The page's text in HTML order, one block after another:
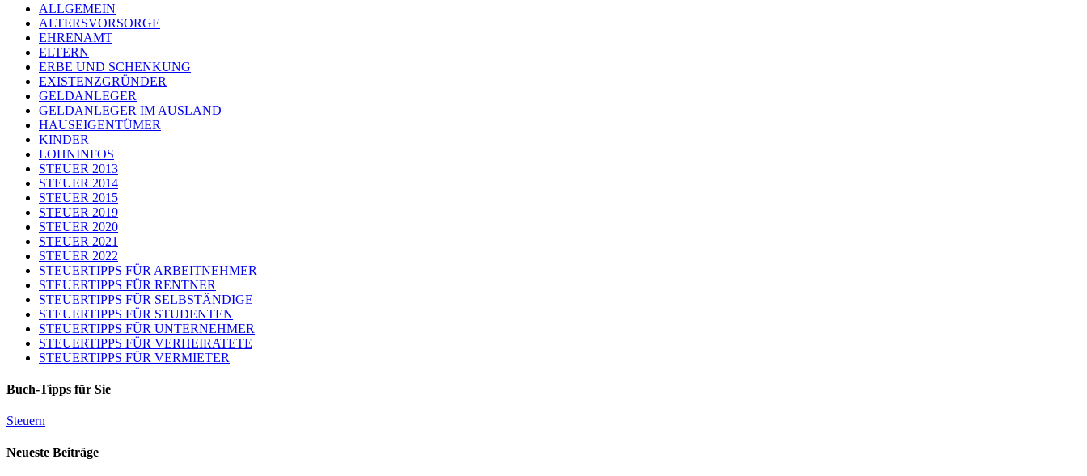
ALLGEMEIN
ALTERSVORSORGE
EHRENAMT
ELTERN
ERBE UND SCHENKUNG
EXISTENZGRÜNDER
GELDANLEGER
GELDANLEGER IM AUSLAND
HAUSEIGENTÜMER
KINDER
LOHNINFOS
STEUER 2013
STEUER 2014
STEUER 2015
STEUER 2019
STEUER 2020
STEUER 2021
STEUER 2022
STEUERTIPPS FÜR ARBEITNEHMER
STEUERTIPPS FÜR RENTNER
STEUERTIPPS FÜR SELBSTÄNDIGE
STEUERTIPPS FÜR STUDENTEN
STEUERTIPPS FÜR UNTERNEHMER
STEUERTIPPS FÜR VERHEIRATETE
STEUERTIPPS FÜR VERMIETER
Buch-Tipps für Sie
Steuern
Neueste Beiträge